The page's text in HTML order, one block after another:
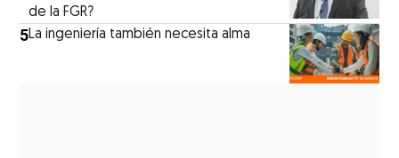
de la FGR?
5La ingeniería también necesita alma